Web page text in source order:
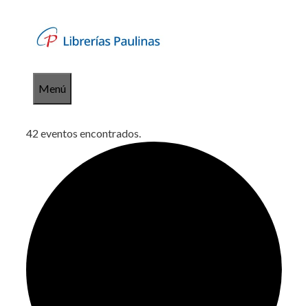
contenido
Menú
42 eventos encontrados.